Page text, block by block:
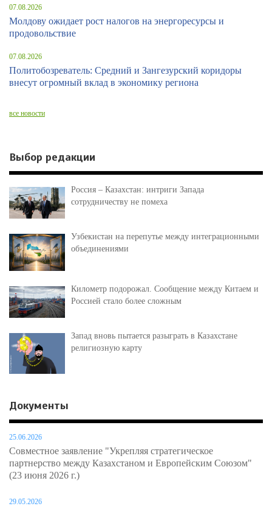
07.08.2026
Молдову ожидает рост налогов на энергоресурсы и
продовольствие
07.08.2026
Политобозреватель: Средний и Зангезурский коридоры
внесут огромный вклад в экономику региона
все новости
Выбор редакции
Россия – Казахстан: интриги Запада
сотрудничеству не помеха
Узбекистан на перепутье между интеграционными
объединениями
Километр подорожал. Сообщение между Китаем и
Россией стало более сложным
Запад вновь пытается разыграть в Казахстане
религиозную карту
Документы
25.06.2026
Совместное заявление "Укрепляя стратегическое
партнерство между Казахстаном и Европейским Союзом"
(23 июня 2026 г.)
29.05.2026